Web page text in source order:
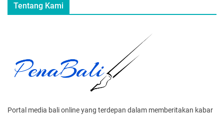
Tentang Kami
Portal media bali online yang terdepan dalam memberitakan kabar